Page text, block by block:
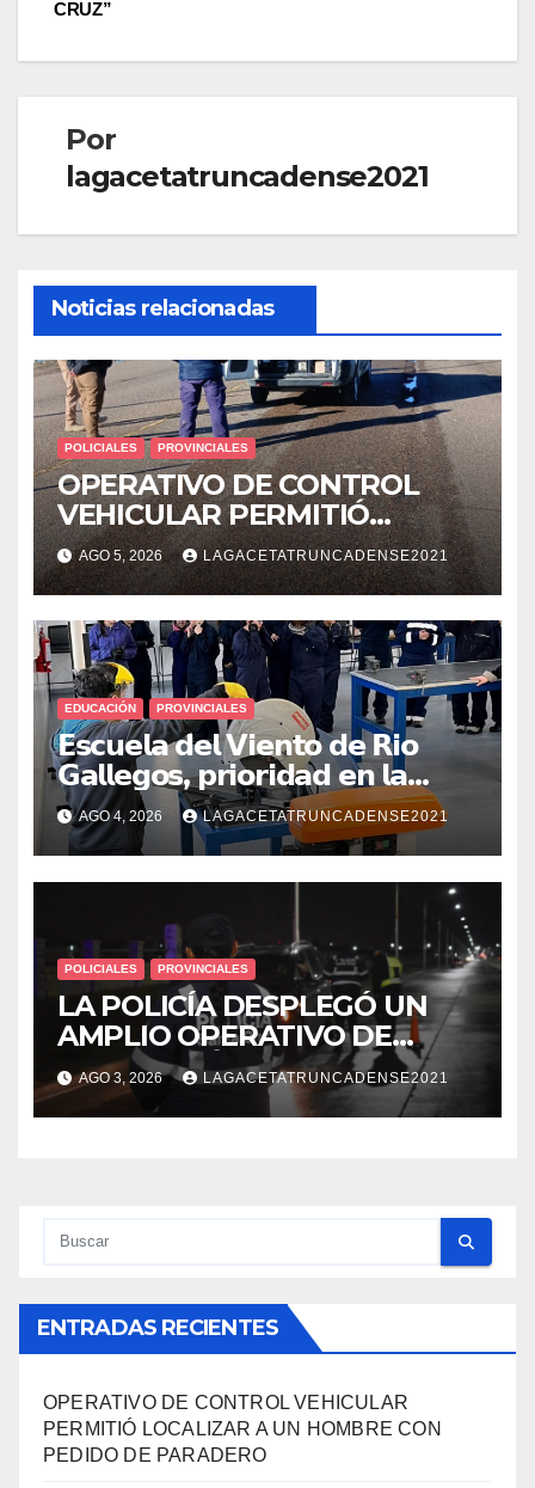
CRUZ”
Por
lagacetatruncadense2021
Noticias relacionadas
POLICIALES PROVINCIALES
OPERATIVO DE CONTROL
VEHICULAR PERMITIÓ
LOCALIZAR A UN HOMBRE
CON PEDIDO DE PARADERO
AGO 5, 2026 LAGACETATRUNCADENSE2021
EDUCACIÓN PROVINCIALES
𝗘𝘀𝗰𝘂𝗲𝗹𝗮 𝗱𝗲𝗹 𝗩𝗶𝗲𝗻𝘁𝗼 𝗱𝗲 𝗥𝗶𝗼
𝗚𝗮𝗹𝗹𝗲𝗴𝗼𝘀, 𝗽𝗿𝗶𝗼𝗿𝗶𝗱𝗮𝗱 𝗲𝗻 𝗹𝗮
𝘀𝗲𝗴𝘂𝗿𝗶𝗱𝗮𝗱: 𝗖𝗹𝗮𝘃𝗲 𝗲𝗻 𝗲𝗹 𝗶𝗻𝗶𝗰𝗶𝗼
𝗱𝗲 𝗹𝗼𝘀 𝘁𝗮𝗹𝗹𝗲𝗿𝗲𝘀 𝗶𝗻𝗱𝘂𝘀𝘁𝗿𝗶𝗮𝗹𝗲𝘀
AGO 4, 2026 LAGACETATRUNCADENSE2021
POLICIALES PROVINCIALES
LA POLICÍA DESPLEGÓ UN
AMPLIO OPERATIVO DE
PREVENCIÓN Y CONTROLES
EN TODA LA CIUDAD
AGO 3, 2026 LAGACETATRUNCADENSE2021
ENTRADAS RECIENTES
OPERATIVO DE CONTROL VEHICULAR
PERMITIÓ LOCALIZAR A UN HOMBRE CON
PEDIDO DE PARADERO